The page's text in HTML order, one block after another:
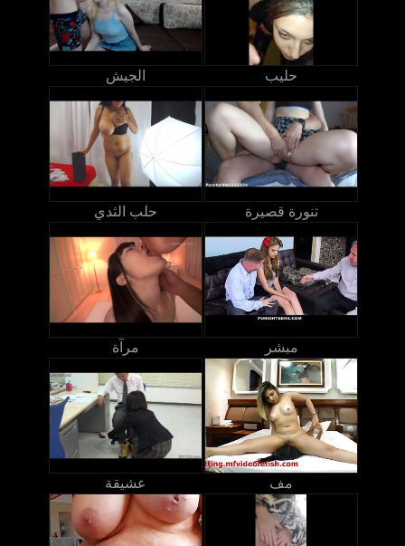
الجيش حليب
حلب الثدي تنورة قصيرة
مرآة مبشر
عشيقة مف